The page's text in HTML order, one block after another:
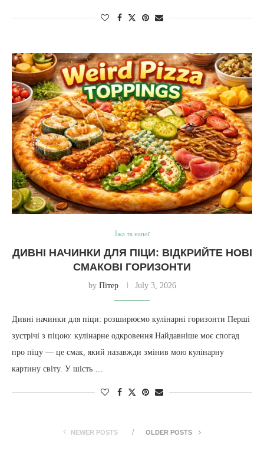
Їжа та напої
ДИВНІ НАЧИНКИ ДЛЯ ПІЦИ: ВІДКРИЙТЕ НОВІ
СМАКОВІ ГОРИЗОНТИ
by Пітер July 3, 2026
Дивні начинки для піци: розширюємо кулінарні горизонти Перші
зустрічі з піцою: кулінарне одкровення Найдавніше моє спогад
про піцу — це смак, який назавжди змінив мою кулінарну
картину світу. У шість …
NEWER POSTS OLDER POSTS